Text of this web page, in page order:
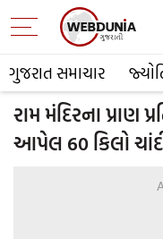
ગુજરાત સમાચાર
રામ મંદિરના પ્રાણ
આપેલ 60 કિલો